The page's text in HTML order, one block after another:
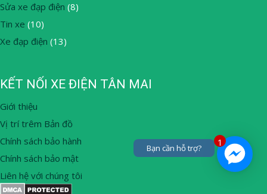
Sửa xe đạp điện (8)
Tin xe (10)
Xe đạp điện (13)
KẾT NỐI XE ĐIỆN TÂN MAI
Giới thiệu
Vị trí trêm Bản đồ
Chính sách bảo hành
Chính sách bảo mật
Liên hệ với chúng tôi
1
Bạn cần hỗ trợ?